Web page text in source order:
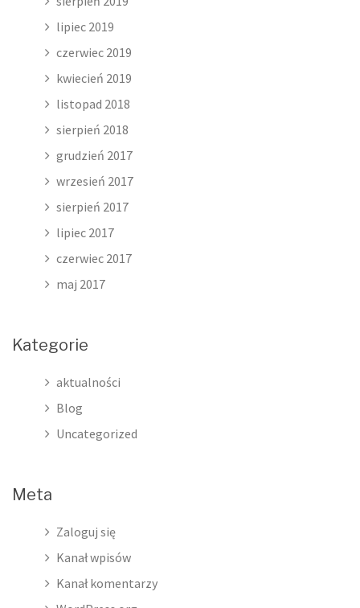
lipiec 2019
czerwiec 2019
kwiecień 2019
listopad 2018
sierpień 2018
grudzień 2017
wrzesień 2017
sierpień 2017
lipiec 2017
czerwiec 2017
maj 2017
Kategorie
aktualności
Blog
Uncategorized
Meta
Zaloguj się
Kanał wpisów
Kanał komentarzy